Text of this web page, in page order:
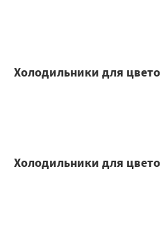
Холодильники для
Холодильники для